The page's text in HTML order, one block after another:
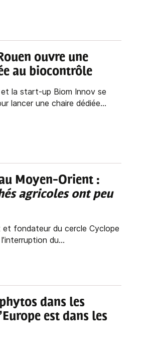
ouvre une
au biocontrôle
et la start-up Biom Innov se
lancer une chaire dédiée...
Moyen-Orient :
agricoles ont peu
et fondateur du cercle Cyclope
du...
dans les
est dans les